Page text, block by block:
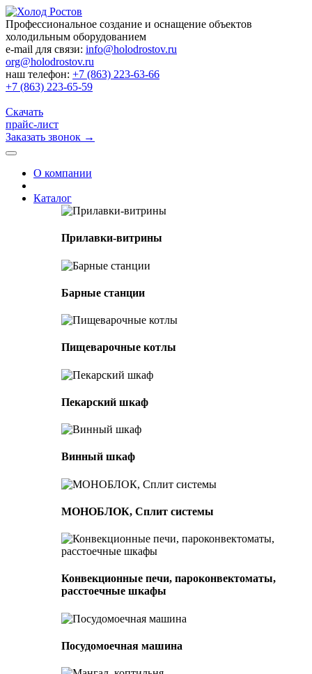
Профессиональное создание и оснащение объектов
холодильным оборудованием
e-mail для связи: info@holodrostov.ru
org@holodrostov.ru
наш телефон: +7 (863) 223-63-66
+7 (863) 223-65-59
Скачать
прайс-лист
Заказать звонок →
О компании
Каталог
Прилавки-витрины
Барные станции
Пищеварочные котлы
Пекарский шкаф
Винный шкаф
МОНОБЛОК, Сплит системы
Конвекционные печи, пароконвектоматы,
расстоечные шкафы
Посудомоечная машина